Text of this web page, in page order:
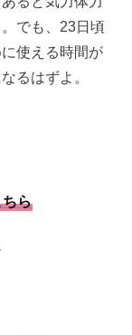
でも、23日頃
使える時間が
るはずよ。
ちら